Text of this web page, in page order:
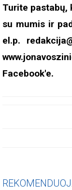
Turite pastabų,
su mumis ir
el.p.
Facebook'e.